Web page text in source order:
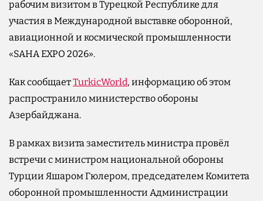
рабочим визитом в Турецкой Республике для
участия в Международной выставке оборонной,
авиационной и космической промышленности
«SAHA EXPO 2026».
Как сообщаетTurkicWorld, информацию об этом
распространило министерство обороны
Азербайджана.
В рамках визита заместитель министра провёл
встречи с министром национальной обороны
Турции Яшаром Гюлером, председателем Комитета
оборонной промышленности Администрации